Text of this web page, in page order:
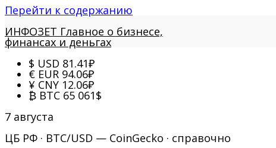
Перейти к содержанию
ИНФОЗЕТ Главное о бизнесе,
финансах и деньгах
$ USD 81.41₽
€ EUR 94.06₽
¥ CNY 12.06₽
₿ BTC 65 061$
7 августа
ЦБ РФ · BTC/USD — CoinGecko · справочно